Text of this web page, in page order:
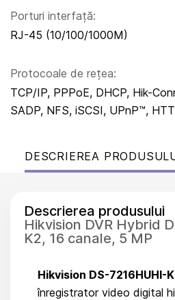
Porturi interfață:
RJ-45 (10/100/1000M)
Protocoale de rețea:
TCP/IP, PPPoE, DHCP, Hik-
SADP, NFS, iSCSI, UPnP™,
DESCRIEREA
Descrierea produsului
Hikvision DVR Hybrid
K2, 16 canale, 5 MP
Hikvision DS-7216HUHI-
înregistrator video digital